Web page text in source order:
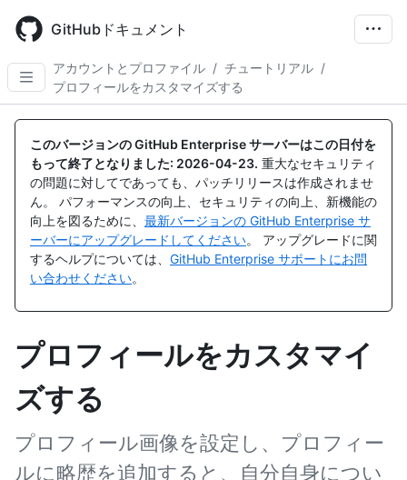
main
content
GitHubドキュメント
アカウントとプロファイル / チュートリアル /
プロフィールをカスタマイズする
このバージョンの GitHub Enterprise サーバーはこの日付を
もって終了となりました: 2026-04-23. 重大なセキュリティ
の問題に対してであっても、パッチリリースは作成されませ
ん。 パフォーマンスの向上、セキュリティの向上、新機能の
向上を図るために、 最新バージョンの GitHub Enterprise サ
ーバーにアップグレードしてください。 アップグレードに関
するヘルプについては、 GitHub Enterprise サポートにお問
い合わせください。
プロフィールをカスタマイ
ズする
プロフィール画像を設定し、プロフィー
ルに略歴を追加すると、自分自身につい